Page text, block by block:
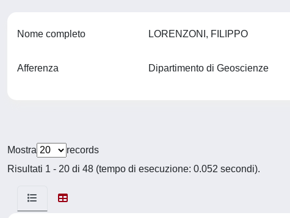
Nome completo LORENZONI, FILIPPO
Afferenza Dipartimento di Geoscienze
Mostra
records
Risultati 1 - 20 di 48 (tempo di esecuzione: 0.052 secondi).